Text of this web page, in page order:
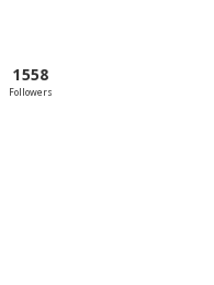
1558
Followers